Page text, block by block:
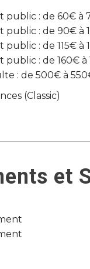
public : de 60€ à
public : de 90€ à
: de 115€ à
: de 160€ à
: de 500€ à
(Classic)
et